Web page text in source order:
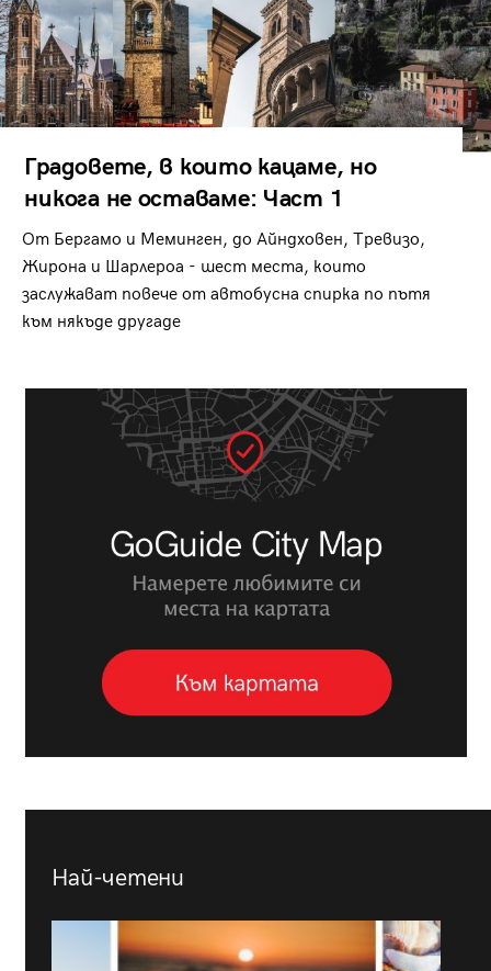
Градовете, в които кацаме, но
никога не оставаме: Част 1
От Бергамо и Меминген, до Айндховен, Тревизо,
Жирона и Шарлероа - шест места, които
заслужават повече от автобусна спирка по пътя
към някъде другаде
Най-четени